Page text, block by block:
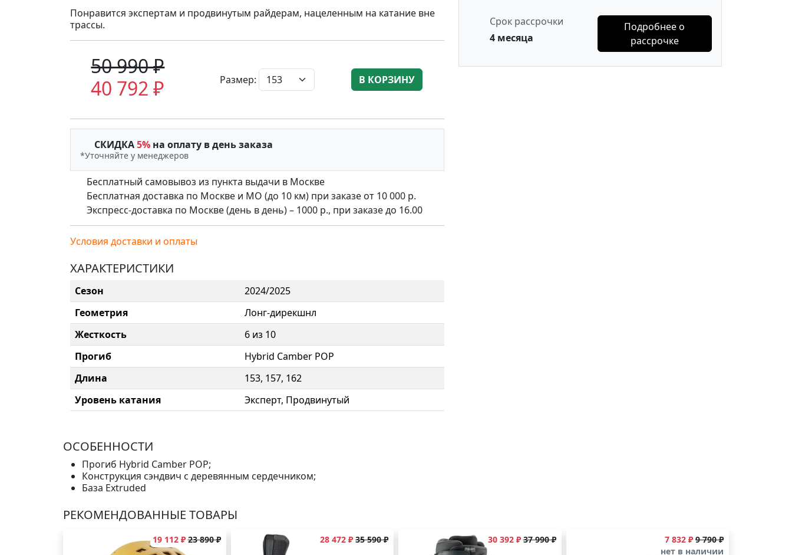
Понравится экспертам и продвинутым райдерам, нацеленным на катание вне
трассы.
50 990 ₽
40 792 ₽
Размер: В КОРЗИНУ
СКИДКА5% на оплату в день заказа
*Уточняйте у менеджеров
Бесплатный самовывоз из пункта выдачи в Москве
Бесплатная доставка по Москве и МО (до 10 км) при заказе от 10 000 р.
Экспресс-доставка по Москве (день в день) – 1000 р., при заказе до 16.00
Условия доставки и оплаты
ХАРАКТЕРИСТИКИ
Сезон
2024/2025
Геометрия
Лонг-дирекшнл
Жесткость
6 из 10
Прогиб
Hybrid Camber POP
Длина
153, 157, 162
Уровень катания
Эксперт, Продвинутый
Срок рассрочки
4 месяца
Подробнее о
рассрочке
ОСОБЕННОСТИ
Прогиб Hybrid Camber POP;
Конструкция сэндвич с деревянным сердечником;
База Extruded
РЕКОМЕНДОВАННЫЕ ТОВАРЫ
19 112 ₽23 890 ₽ 28 472 ₽ 35 590 ₽ 30 392 ₽37 990 ₽ 7 832 ₽ 9 790 ₽
нет в наличии